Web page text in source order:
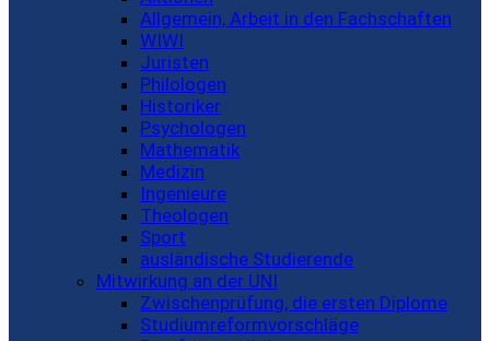
Allgemein, Arbeit in den Fachschaften
WIWI
Juristen
Philologen
Historiker
Psychologen
Mathematik
Medizin
Ingenieure
Theologen
Sport
ausländische Studierende
Mitwirkung an der UNI
Zwischenprüfung, die ersten Diplome
Studiumreformvorschläge